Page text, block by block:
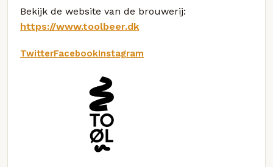
Bekijk de website van de brouwerij:
https://www.toolbeer.dk
TwitterFacebookInstagram